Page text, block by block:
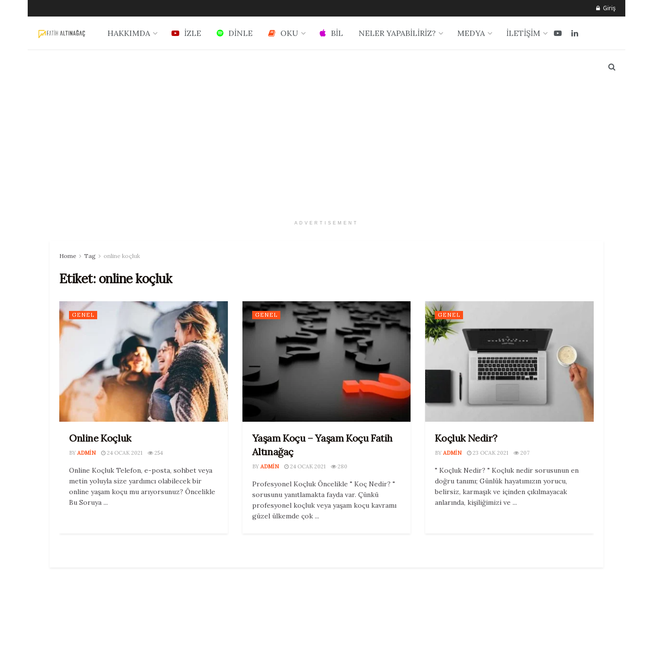
Giriş
HAKKIMDA İZLE DİNLE OKU BİL NELER YAPABİLİRİZ? MEDYA İLETİŞİM
ADVERTISEMENT
Home Tag online koçluk
Etiket: online koçluk
GENEL
Online Koçluk
BY ADMIN 24 OCAK 2021 254
Online Koçluk Telefon, e-posta, sohbet veya
metin yoluyla size yardımcı olabilecek bir
online yaşam koçu mu arıyorsunuz? Öncelikle
Bu Soruya ...
GENEL
Yaşam Koçu – Yaşam Koçu Fatih
Altınağaç
BY ADMIN 24 OCAK 2021 280
Profesyonel Koçluk Öncelikle " Koç Nedir? "
sorusunu yanıtlamakta fayda var. Çünkü
profesyonel koçluk veya yaşam koçu kavramı
güzel ülkemde çok ...
GENEL
Koçluk Nedir?
BY ADMIN 23 OCAK 2021 207
" Koçluk Nedir? " Koçluk nedir sorusunun en
doğru tanımı; Günlük hayatımızın yorucu,
belirsiz, karmaşık ve içinden çıkılmayacak
anlarında, kişiliğimizi ve ...